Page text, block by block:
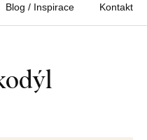
Blog / Inspirace Kontakt